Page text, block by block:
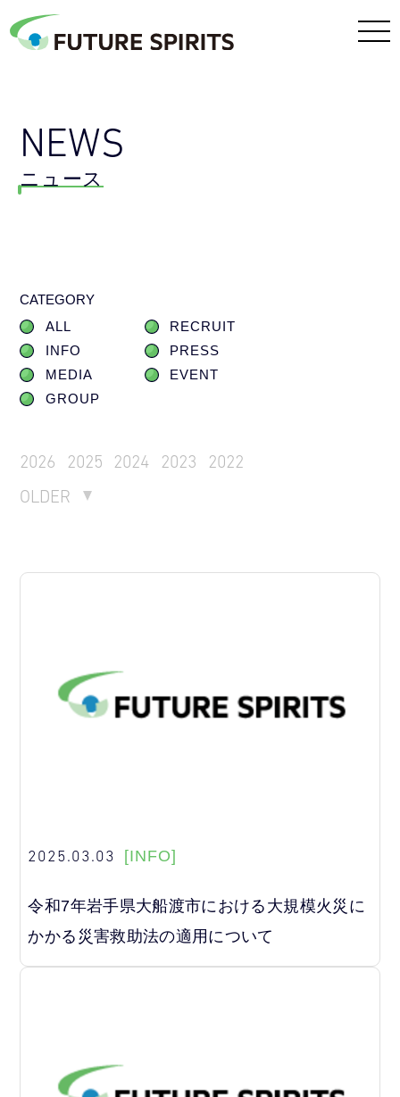
NEWS
ニュース
CATEGORY
ALL
RECRUIT
INFO
PRESS
MEDIA
EVENT
GROUP
2026 2025 2024 2023
2022
OLDER
2025.03.03 [INFO]
令和7年岩手県大船渡市における大規模火災に
かかる災害救助法の適用について